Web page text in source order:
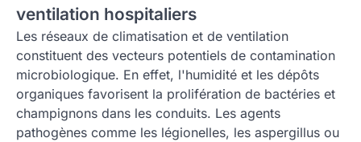
ventilation hospitaliers
Les réseaux de climatisation et de ventilation
constituent des vecteurs potentiels de contamination
microbiologique. En effet, l'humidité et les dépôts
organiques favorisent la prolifération de bactéries et
champignons dans les conduits. Les agents
pathogènes comme les légionelles, les aspergillus ou